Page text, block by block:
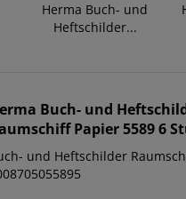
Herma Buch- und
Heftschilder...
Buch- und
Papier 5589 6
und Heftschilder